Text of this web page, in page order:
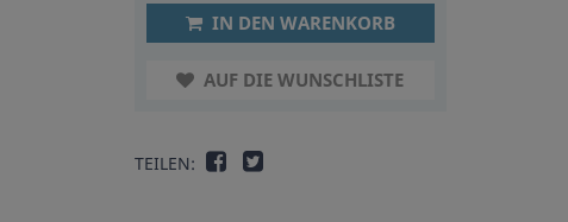
IN DEN WARENKORB
AUF DIE WUNSCHLISTE
TEILEN: